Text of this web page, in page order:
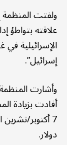
ولفتت المنظمة
علاقته بتواطؤ
الإسرائيلية في
إسرائيل”.
وأشارت
أفادت بزيادة
دولار.